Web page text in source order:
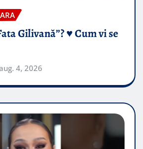
Gilivană”? ♥️ Cum vi se
4, 2026